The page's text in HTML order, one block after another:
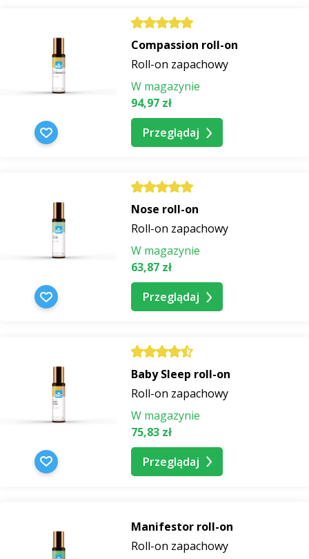
Compassion roll-on
Roll-on zapachowy
W magazynie
94,97 zł
Przeglądaj
Nose roll-on
Roll-on zapachowy
W magazynie
63,87 zł
Przeglądaj
Baby Sleep roll-on
Roll-on zapachowy
W magazynie
75,83 zł
Przeglądaj
Manifestor roll-on
Roll-on zapachowy